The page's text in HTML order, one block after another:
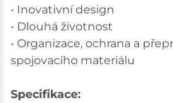
• Inovativní design
• Dlouhá životnost
• Organizace, ochrana a
spojovacího materiálu
Specifikace: